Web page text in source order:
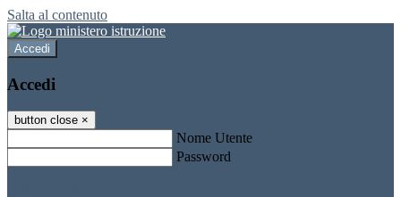
Salta al contenuto
Accedi
Accedi
button close ×
Nome Utente
Password